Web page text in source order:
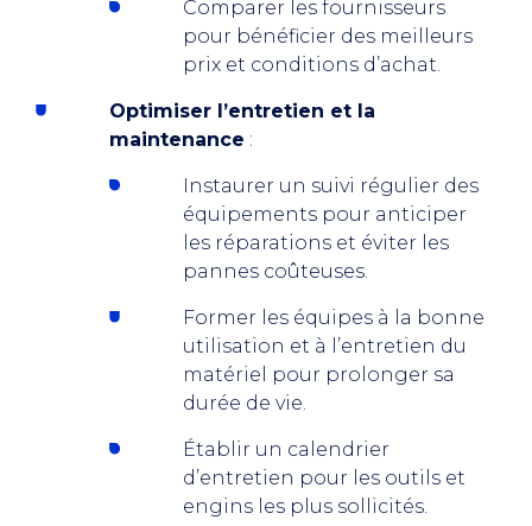
Comparer les fournisseurs
pour bénéficier des meilleurs
prix et conditions d’achat.
Optimiser l’entretien et la
maintenance :
Instaurer un suivi régulier des
équipements pour anticiper
les réparations et éviter les
pannes coûteuses.
Former les équipes à la bonne
utilisation et à l’entretien du
matériel pour prolonger sa
durée de vie.
Établir un calendrier
d’entretien pour les outils et
engins les plus sollicités.